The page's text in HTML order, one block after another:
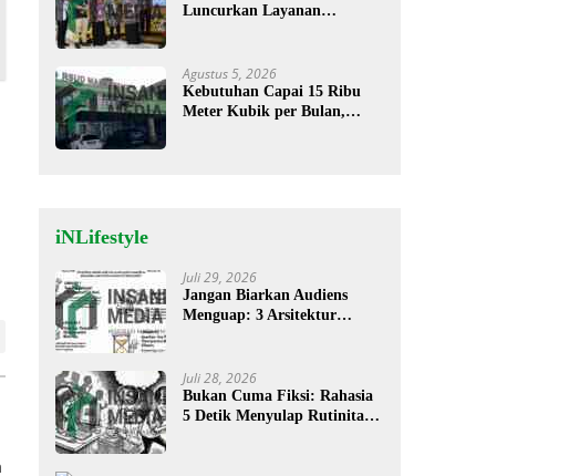
Luncurkan Layanan
Agustus 5, 2026
Kebutuhan Capai 15 Ribu
Meter Kubik per Bulan,
iNLifestyle
Juli 29, 2026
Jangan Biarkan Audiens
Menguap: 3 Arsitektur
Juli 28, 2026
Bukan Cuma Fiksi: Rahasia
5 Detik Menyulap Rutinitas